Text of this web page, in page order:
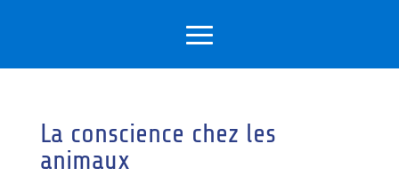
La conscience chez les
animaux